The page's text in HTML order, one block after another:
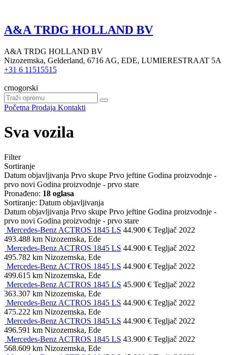
A&A TRDG HOLLAND BV
A&A TRDG HOLLAND BV
Nizozemska, Gelderland, 6716 AG, EDE, LUMIERESTRAAT 5A
+31 6 11515515
crnogorski
Početna Prodaja Kontakti
Sva vozila
Filter
Sortiranje
Datum objavljivanja Prvo skupe Prvo jeftine Godina proizvodnje -
prvo novi Godina proizvodnje - prvo stare
Pronađeno: 18 oglasa
Sortiranje: Datum objavljivanja
Datum objavljivanja Prvo skupe Prvo jeftine Godina proizvodnje -
prvo novi Godina proizvodnje - prvo stare
Mercedes-Benz ACTROS 1845 LS 44.900 € Tegljač 2022
493.488 km Nizozemska, Ede
Mercedes-Benz ACTROS 1845 LS 44.900 € Tegljač 2022
495.782 km Nizozemska, Ede
Mercedes-Benz ACTROS 1845 LS 44.900 € Tegljač 2022
499.615 km Nizozemska, Ede
Mercedes-Benz ACTROS 1845 LS 45.900 € Tegljač 2022
363.307 km Nizozemska, Ede
Mercedes-Benz ACTROS 1845 LS 44.900 € Tegljač 2022
475.222 km Nizozemska, Ede
Mercedes-Benz ACTROS 1845 LS 44.900 € Tegljač 2022
496.591 km Nizozemska, Ede
Mercedes-Benz ACTROS 1845 LS 43.900 € Tegljač 2022
568.609 km Nizozemska, Ede